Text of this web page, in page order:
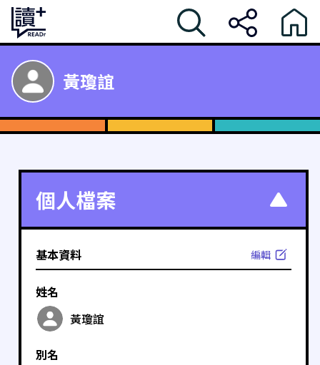
黃瓊誼
個人檔案
基本資料 編輯
姓名
黃瓊誼
別名